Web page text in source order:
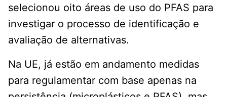
selecionou oito áreas de uso do PFAS para
investigar o processo de identificação e
avaliação de alternativas.
Na UE, já estão em andamento medidas
para regulamentar com base apenas na